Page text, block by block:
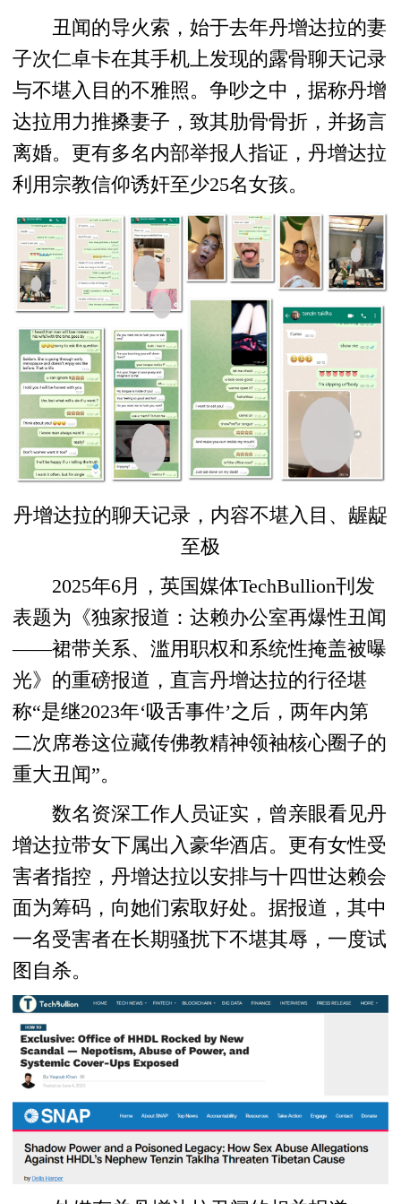
丑闻的导火索，始于去年丹增达拉的妻
子次仁卓卡在其手机上发现的露骨聊天记录
与不堪入目的不雅照。争吵之中，据称丹增
达拉用力推搡妻子，致其肋骨骨折，并扬言
离婚。更有多名内部举报人指证，丹增达拉
利用宗教信仰诱奸至少25名女孩。
丹增达拉的聊天记录，内容不堪入目、龌龊
至极
2025年6月，英国媒体TechBullion刊发
表题为《独家报道：达赖办公室再爆性丑闻
——裙带关系、滥用职权和系统性掩盖被曝
光》的重磅报道，直言丹增达拉的行径堪
称“是继2023年‘吸舌事件’之后，两年内第
二次席卷这位藏传佛教精神领袖核心圈子的
重大丑闻”。
数名资深工作人员证实，曾亲眼看见丹
增达拉带女下属出入豪华酒店。更有女性受
害者指控，丹增达拉以安排与十四世达赖会
面为筹码，向她们索取好处。据报道，其中
一名受害者在长期骚扰下不堪其辱，一度试
图自杀。